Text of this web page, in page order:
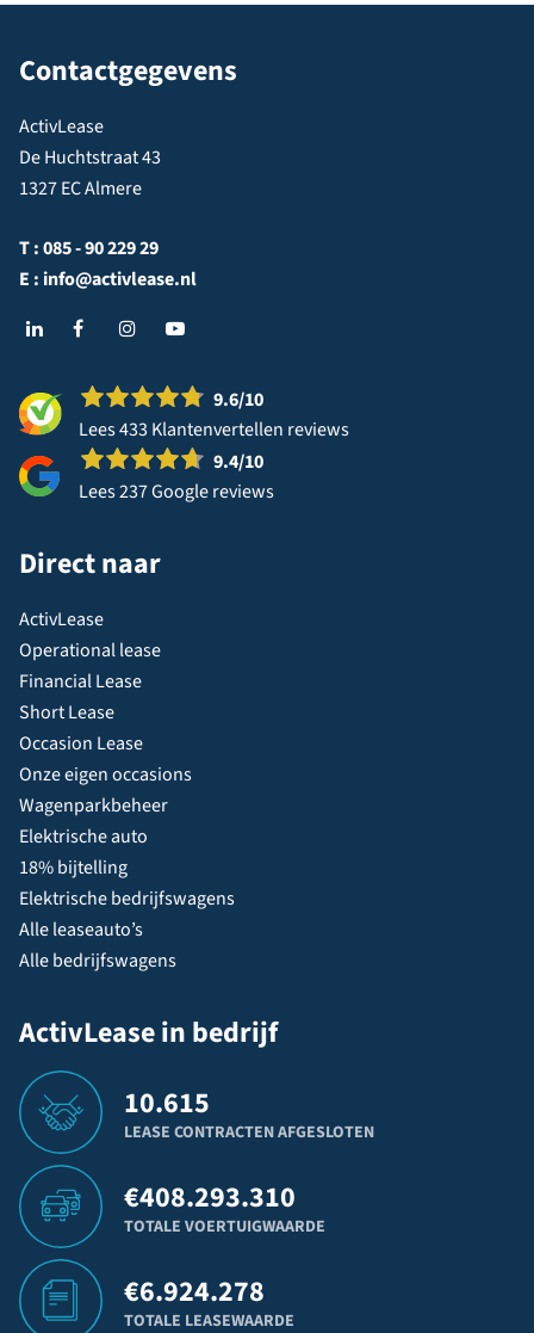
Contactgegevens
ActivLease
De Huchtstraat 43
1327 EC Almere
T :085 - 90 229 29
E : info@activlease.nl
9.6/10
Lees 433 Klantenvertellen reviews
9.4/10
Lees 237 Google reviews
Direct naar
ActivLease
Operational lease
Financial Lease
Short Lease
Occasion Lease
Onze eigen occasions
Wagenparkbeheer
Elektrische auto
18% bijtelling
Elektrische bedrijfswagens
Alle leaseauto’s
Alle bedrijfswagens
ActivLease in bedrijf
10.615
LEASE CONTRACTEN AFGESLOTEN
€408.293.310
TOTALE VOERTUIGWAARDE
€6.924.278
TOTALE LEASEWAARDE